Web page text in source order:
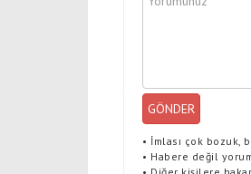
GÖNDER
• İmlası çok bozuk,
• Habere değil